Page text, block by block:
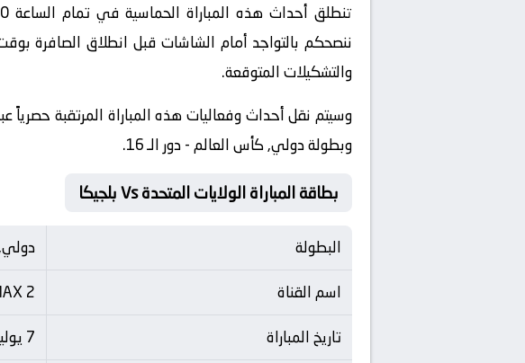
ننصحكم بالتواجد أمام الشاشات قبل انطلاق الصافرة
والتشكيلات المتوقعة.
وبطولة دولي, كأس العالم - دور الـ 16.
بطاقة المباراة الولايات المتحدة Vs بلجيكا
البطولة
دولي,
اسم القناة
2
تاريخ المباراة
7 يوليو 2026